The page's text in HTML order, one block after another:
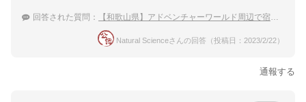
回答された質問： 【和歌山県】アドベンチャーワールド周辺で宿泊できる温泉宿を探しています。おすすめを教えて下さい。
Natural Scienceさんの回答（投稿日：2023/2/22）
通報する